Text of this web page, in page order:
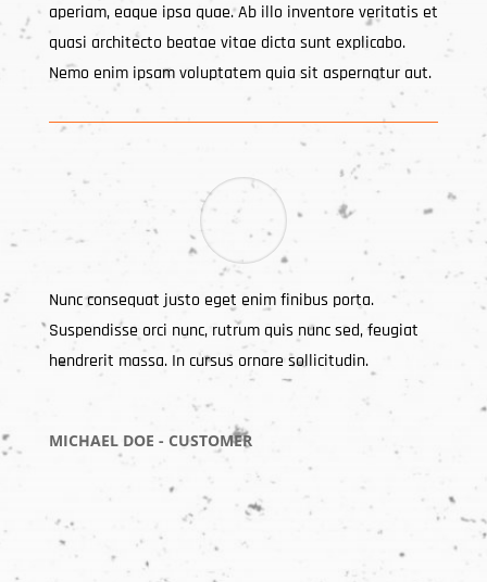
aperiam, eaque ipsa quae. Ab illo inventore veritatis et
quasi architecto beatae vitae dicta sunt explicabo.
Nemo enim ipsam voluptatem quia sit aspernatur aut.
Nunc consequat justo eget enim finibus porta.
Suspendisse orci nunc, rutrum quis nunc sed, feugiat
hendrerit massa. In cursus ornare sollicitudin.
MICHAEL DOE - CUSTOMER